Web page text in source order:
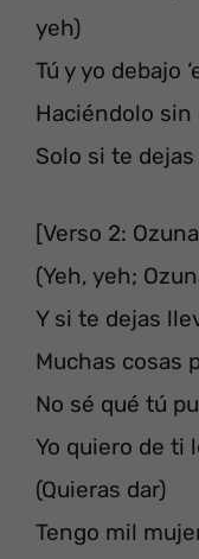
yeh)
Tú y yo debajo
Haciéndolo
Solo si te
[Verso 2:
(Yeh, yeh;
Y si te dejas
Muchas cosas
No sé qué tú
Yo quiero de ti
(Quieras dar)
Tengo mil